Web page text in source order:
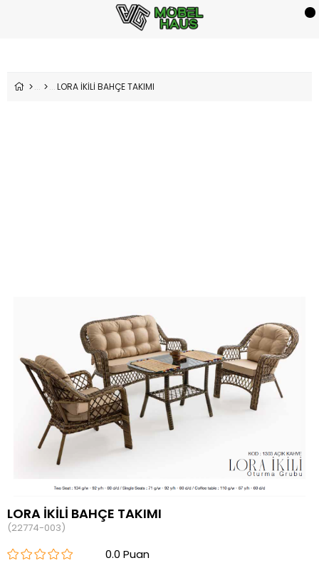
LORA İKİLİ BAHÇE TAKIMI
LORA İKİLİ BAHÇE TAKIMI
(22774-003)
0.0